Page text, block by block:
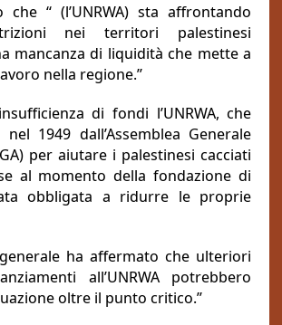
che “ (l’UNRWA) sta affrontando
nei territori palestinesi
mancanza di liquidità che mette a
nella regione.”
di fondi l’UNRWA, che
1949 dall’Assemblea Generale
per aiutare i palestinesi cacciati
al momento della fondazione di
obbligata a ridurre le proprie
ha affermato che ulteriori
all’UNRWA potrebbero
oltre il punto critico.”